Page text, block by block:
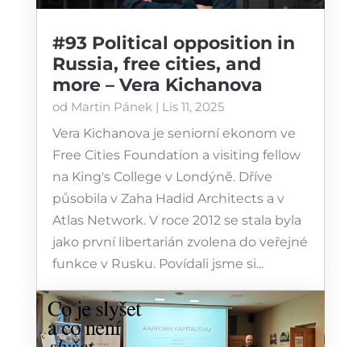
#93 Political opposition in
Russia, free cities, and
more – Vera Kichanova
od Martin Pánek | Lis 11, 2025
Vera Kichanova je seniorní ekonom ve
⁠Free Cities Foundation⁠ a visiting fellow
na King's College v Londýně. Dříve
působila v Zaha Hadid Architects a v
Atlas Network. V roce 2012 se stala byla
jako první libertarián zvolena do veřejné
funkce v Rusku. Povídali jsme si...